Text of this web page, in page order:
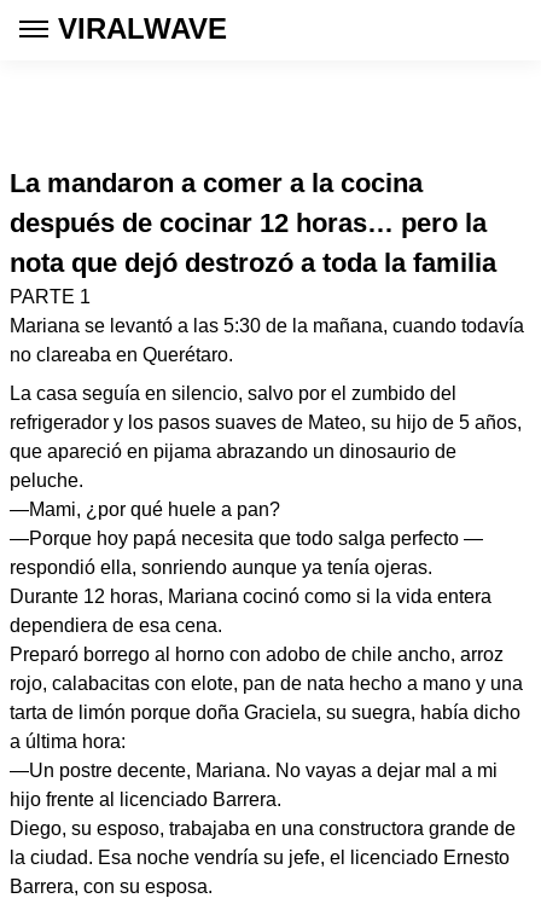
VIRALWAVE
La mandaron a comer a la cocina
después de cocinar 12 horas… pero la
nota que dejó destrozó a toda la familia
PARTE 1
Mariana se levantó a las 5:30 de la mañana, cuando todavía
no clareaba en Querétaro.
La casa seguía en silencio, salvo por el zumbido del
refrigerador y los pasos suaves de Mateo, su hijo de 5 años,
que apareció en pijama abrazando un dinosaurio de
peluche.
—Mami, ¿por qué huele a pan?
—Porque hoy papá necesita que todo salga perfecto —
respondió ella, sonriendo aunque ya tenía ojeras.
Durante 12 horas, Mariana cocinó como si la vida entera
dependiera de esa cena.
Preparó borrego al horno con adobo de chile ancho, arroz
rojo, calabacitas con elote, pan de nata hecho a mano y una
tarta de limón porque doña Graciela, su suegra, había dicho
a última hora:
—Un postre decente, Mariana. No vayas a dejar mal a mi
hijo frente al licenciado Barrera.
Diego, su esposo, trabajaba en una constructora grande de
la ciudad. Esa noche vendría su jefe, el licenciado Ernesto
Barrera, con su esposa.